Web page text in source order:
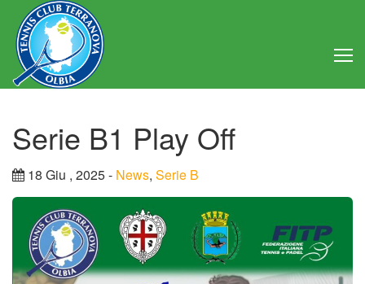
Club
Consiglio Direttivo
Regolamento
Statuto
Serie B1 Play Off
18 Giu , 2025 - News, Serie B